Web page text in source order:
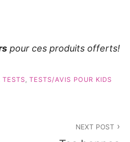
pour ces produits offerts!
TESTS, TESTS/AVIS POUR KIDS
NEXT POST